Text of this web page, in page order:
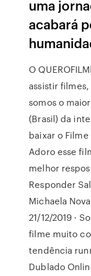
uma
acabará
O
assistir
somos o
(Brasil) da
baixar o Filme
Adoro esse
melhor
Responder
Michaela
21/12/2019 ·
filme muito
tendência
Dublado